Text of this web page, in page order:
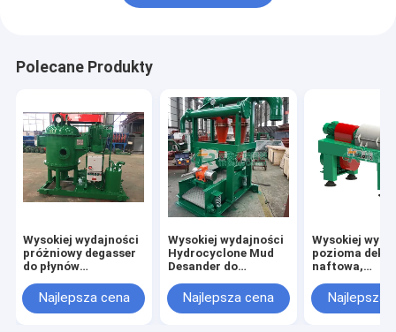
Polecane Produkty
Wysokiej wydajności
próżniowy degasser
do płynów
Najlepsza cena
Wysokiej wydajności
Hydrocyclone Mud
Desander do
Najlepsza cena
Wysokiej
pozioma
naftowa,
regulowana
prędkość
Najlepsza